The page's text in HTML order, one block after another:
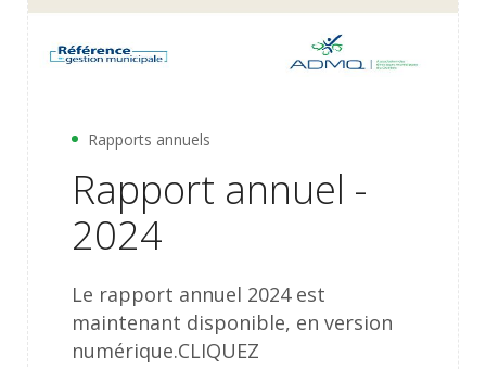
Rapports annuels
Rapport annuel -
2024
Le rapport annuel 2024 est
maintenant disponible, en version
numérique.CLIQUEZ